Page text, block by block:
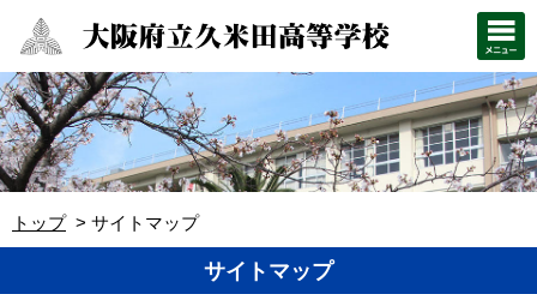
トップ サイトマップ
サイトマップ